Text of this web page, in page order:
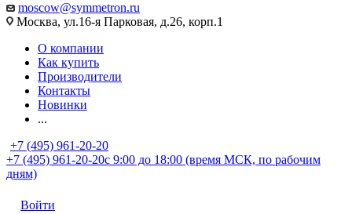
moscow@symmetron.ru
Москва, ул.16-я Парковая, д.26, корп.1
О компании
Как купить
Производители
Контакты
Новинки
...
+7 (495) 961-20-20
+7 (495) 961-20-20с 9:00 до 18:00 (время МСК, по рабочим
дням)
Войти